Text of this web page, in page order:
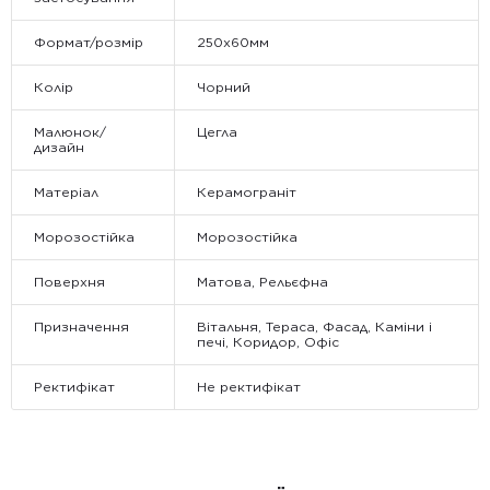
Формат/розмір 250x60мм
Колір Чорний
Малюнок/
дизайн
Цегла
Матеріал Керамограніт
Морозостійка Морозостійка
Поверхня Матова, Рельєфна
Призначення
Вітальня, Тераса, Фасад, Каміни і
печі, Коридор, Офіс
Ректифікат Не ректифікат